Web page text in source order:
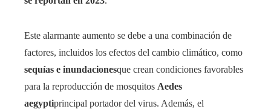
Este alarmante aumento se debe a una combinación de
factores, incluidos los efectos del cambio climático, como
sequías e inundacionesque crean condiciones favorables
para la reproducción de mosquitos Aedes
aegyptiprincipal portador del virus. Además, el